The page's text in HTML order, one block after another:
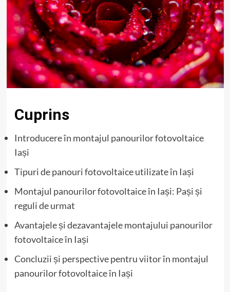
Cuprins
Introducere în montajul panourilor fotovoltaice
Iași
Tipuri de panouri fotovoltaice utilizate în Iași
Montajul panourilor fotovoltaice în Iași: Pași și
reguli de urmat
Avantajele și dezavantajele montajului panourilor
fotovoltaice în Iași
Concluzii și perspective pentru viitor în montajul
panourilor fotovoltaice în Iași